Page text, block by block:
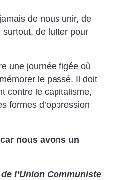
de nous unir, de
de lutter pour
une journée figée où
le passé. Il doit
contre le capitalisme,
formes d’oppression
nous avons un
l’Union Communiste